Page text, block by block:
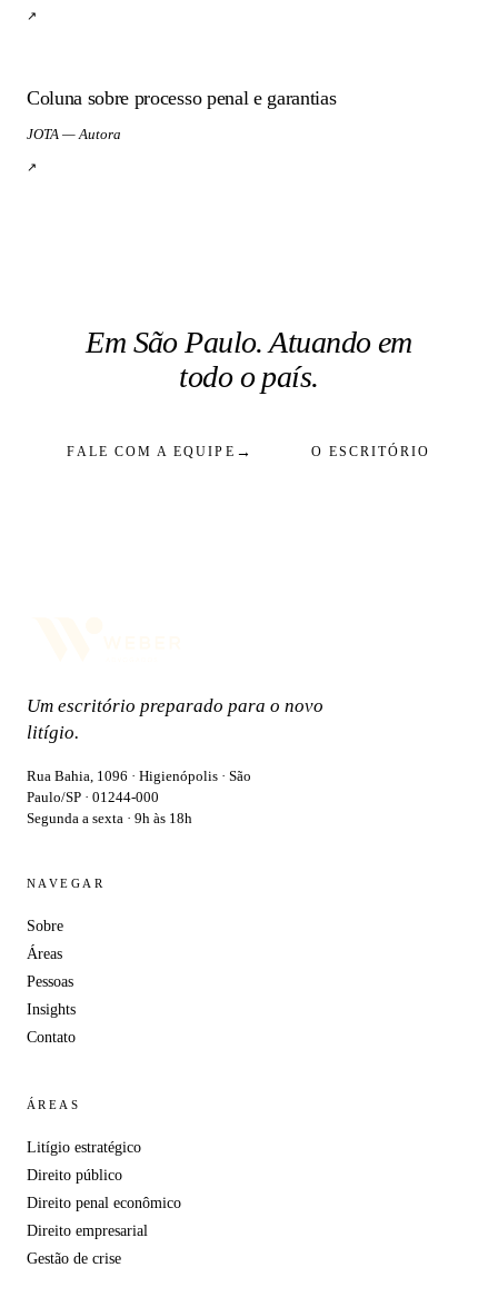
↗
Coluna sobre processo penal e garantias
JOTA — Autora
↗
Em São Paulo. Atuando em
todo o país.
FALE COM A EQUIPE → O ESCRITÓRIO
Um escritório preparado para o novo
litígio.
Rua Bahia, 1096 · Higienópolis · São
Paulo/SP · 01244-000
Segunda a sexta · 9h às 18h
NAVEGAR
Sobre
Áreas
Pessoas
Insights
Contato
ÁREAS
Litígio estratégico
Direito público
Direito penal econômico
Direito empresarial
Gestão de crise